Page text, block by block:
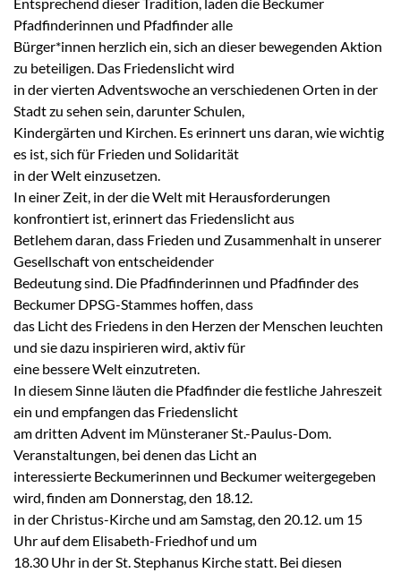
Pfadfinderinnen und Pfadfinder alle
Bürger*innen herzlich ein, sich an dieser bewegenden Aktion
zu beteiligen. Das Friedenslicht wird
in der vierten Adventswoche an verschiedenen Orten in der
Stadt zu sehen sein, darunter Schulen,
Kindergärten und Kirchen. Es erinnert uns daran, wie wichtig
es ist, sich für Frieden und Solidarität
in der Welt einzusetzen.
In einer Zeit, in der die Welt mit Herausforderungen
konfrontiert ist, erinnert das Friedenslicht aus
Betlehem daran, dass Frieden und Zusammenhalt in unserer
Gesellschaft von entscheidender
Bedeutung sind. Die Pfadfinderinnen und Pfadfinder des
Beckumer DPSG-Stammes hoffen, dass
das Licht des Friedens in den Herzen der Menschen leuchten
und sie dazu inspirieren wird, aktiv für
eine bessere Welt einzutreten.
In diesem Sinne läuten die Pfadfinder die festliche Jahreszeit
ein und empfangen das Friedenslicht
am dritten Advent im Münsteraner St.-Paulus-Dom.
Veranstaltungen, bei denen das Licht an
interessierte Beckumerinnen und Beckumer weitergegeben
wird, finden am Donnerstag, den 18.12.
in der Christus-Kirche und am Samstag, den 20.12. um 15
Uhr auf dem Elisabeth-Friedhof und um
18.30 Uhr in der St. Stephanus Kirche statt. Bei diesen